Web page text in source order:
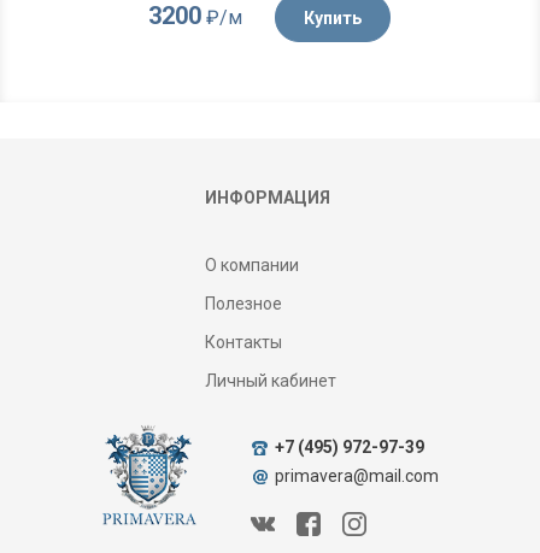
3200₽/м Купить
ИНФОРМАЦИЯ
О компании
Полезное
Контакты
Личный кабинет
+7 (495) 972-97-39
primavera@mail.com